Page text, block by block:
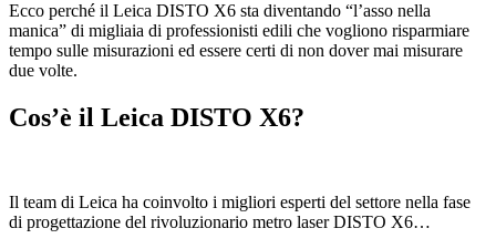
Ecco perché il Leica DISTO X6 sta diventando “l’asso nella
manica” di migliaia di professionisti edili che vogliono risparmiare
tempo sulle misurazioni ed essere certi di non dover mai misurare
due volte.
Cos’è il Leica DISTO X6?
Il team di Leica ha coinvolto i migliori esperti del settore nella fase
di progettazione del rivoluzionario metro laser DISTO X6…